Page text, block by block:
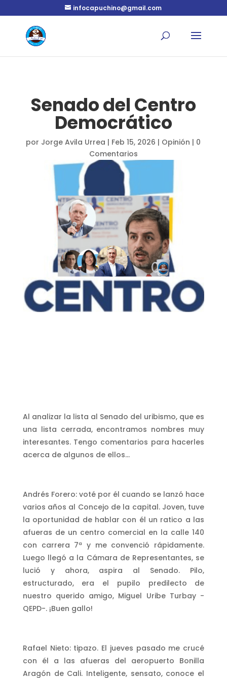
infocapuchino@gmail.com
Senado del Centro
Democrático
por Jorge Avila Urrea | Feb 15, 2026 | Opinión | 0
Comentarios
Al analizar la lista al Senado del uribismo, que es
una lista cerrada, encontramos nombres muy
interesantes. Tengo comentarios para hacerles
acerca de algunos de ellos…
Andrés Forero: voté por él cuando se lanzó hace
varios años al Concejo de la capital. Joven, tuve
la oportunidad de hablar con él un ratico a las
afueras de un centro comercial en la calle 140
con carrera 7ª y me convenció rápidamente.
Luego llegó a la Cámara de Representantes, se
lució y ahora, aspira al Senado. Pilo,
estructurado, era el pupilo predilecto de
nuestro querido amigo, Miguel Uribe Turbay -
QEPD-. ¡Buen gallo!
Rafael Nieto: tipazo. El jueves pasado me crucé
con él a las afueras del aeropuerto Bonilla
Aragón de Cali. Inteligente, sensato, conoce el